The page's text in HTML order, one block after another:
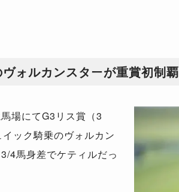
ォルカンスターが重賞初制覇
場にてG3リス賞（3
ック騎乗のヴォルカン
4馬身差でケティルだっ